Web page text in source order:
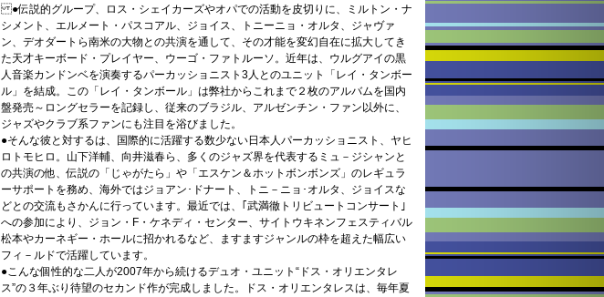
●伝説的グループ、ロス・シェイカーズやオパでの活動を皮切りに、ミルトン・ナ
シメント、エルメート・パスコアル、ジョイス、トニーニョ・オルタ、ジャヴァ
ン、デオダートら南米の大物との共演を通して、その才能を変幻自在に拡大してき
た天才キーボード・プレイヤー、ウーゴ・ファトルーソ。近年は、ウルグアイの黒
人音楽カンドンベを演奏するパーカッショニスト3人とのユニット「レイ・タンボー
ル」を結成。この「レイ・タンボール」は弊社からこれまで２枚のアルバムを国内
盤発売～ロングセラーを記録し、従来のブラジル、アルゼンチン・ファン以外に、
ジャズやクラブ系ファンにも注目を浴びました。
●そんな彼と対するは、国際的に活躍する数少ない日本人パーカッショニスト、ヤヒ
ロトモヒロ。山下洋輔、向井滋春ら、多くのジャズ界を代表するミュ－ジシャンと
の共演の他、伝説の「じゃがたら」や「エスケン＆ホットボンボンズ」のレギュラ
ーサポートを務め、海外ではジョアン･ドナート、トニ－ニョ･オルタ、ジョイスな
どとの交流もさかんに行っています。最近では、｢武満徹トリビュートコンサート｣
への参加により、ジョン・F・ケネディ・センター、サイトウキネンフェスティバル
松本やカーネギー・ホールに招かれるなど、ますますジャンルの枠を超えた幅広い
フィ－ルドで活躍しています。
●こんな個性的な二人が2007年から続けるデュオ・ユニット“ドス・オリエンタレ
ス”の３年ぶり待望のセカンド作が完成しました。ドス・オリエンタレスは、毎年夏